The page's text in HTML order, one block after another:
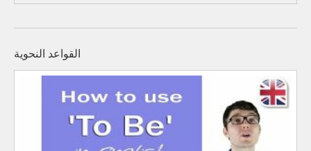
القواعد النحوية